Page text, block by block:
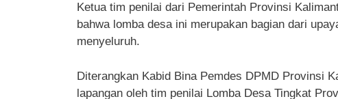
Ketua tim penilai dari Pemerintah Provinsi
bahwa lomba desa ini merupakan bagian dari
menyeluruh.
Diterangkan Kabid Bina Pemdes DPMD Provinsi
lapangan oleh tim penilai Lomba Desa Tingkat